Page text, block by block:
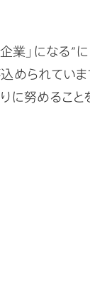
」になる”
められていま
努めるこ